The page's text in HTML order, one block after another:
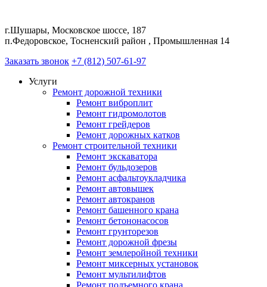
г.Шушары, Московское шоссе, 187
п.Федоровское, Тосненский район , Промышленная 14
Заказать звонок +7 (812) 507-61-97
Услуги
Ремонт дорожной техники
Ремонт виброплит
Ремонт гидромолотов
Ремонт грейдеров
Ремонт дорожных катков
Ремонт строительной техники
Ремонт экскаватора
Ремонт бульдозеров
Ремонт асфальтоукладчика
Ремонт автовышек
Ремонт автокранов
Ремонт башенного крана
Ремонт бетононасосов
Ремонт грунторезов
Ремонт дорожной фрезы
Ремонт землеройной техники
Ремонт миксерных установок
Ремонт мультилифтов
Ремонт подъемного крана